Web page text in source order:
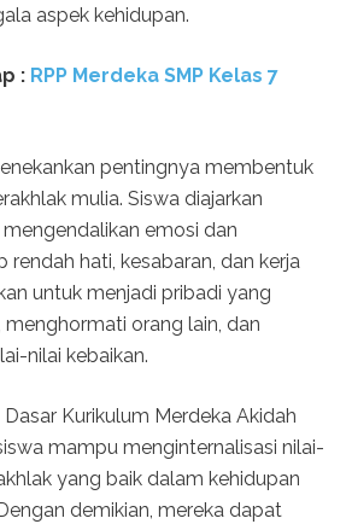
aspek kehidupan.
: RPP Merdeka SMP Kelas 7
pentingnya membentuk
mulia. Siswa diajarkan
emosi dan
rendah hati, kesabaran, dan kerja
untuk menjadi pribadi yang
orang lain, dan
nilai kebaikan.
Kurikulum Merdeka Akidah
mampu menginternalisasi nilai-
yang baik dalam kehidupan
demikian, mereka dapat